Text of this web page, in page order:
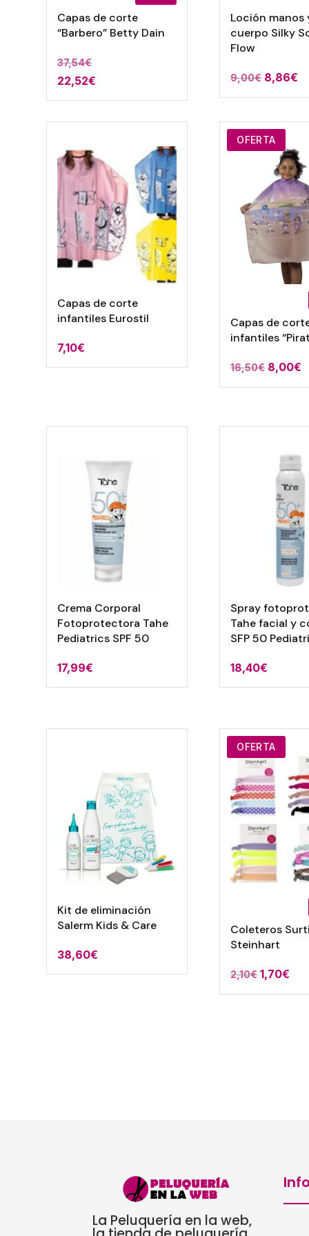
Capas de corte
“Barbero” Betty Dain
37,54€
22,52€
Loción manos
cuerpo Silky
Flow
9,00€ El
precio
era:
9,00€.
8,86€
Capas de corte
infantiles Eurostil
7,10€
OFERTA
Capas de
infantiles
16,50€ El
precio
8,00€
Crema Corporal
Fotoprotectora Tahe
Pediatrics SPF 50
17,99€
Spray
Tahe facial y
SFP 50
18,40€
Kit de eliminación
Salerm Kids & Care
38,60€
OFERTA
Coleteros
Steinhart
2,10€ El
precio
1,70€
La Peluquería en la web,